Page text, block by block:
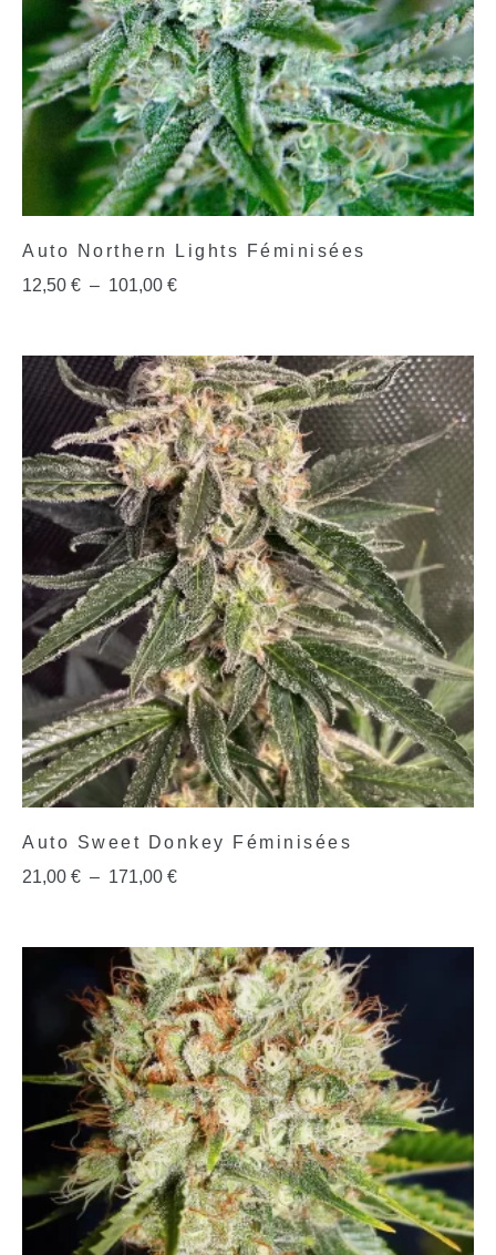
Auto Northern Lights Féminisées
12,50 € – 101,00 €
Auto Sweet Donkey Féminisées
21,00 € – 171,00 €